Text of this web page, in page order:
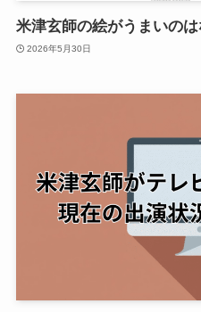
米津玄師の絵がうまいの
2026年5月30日